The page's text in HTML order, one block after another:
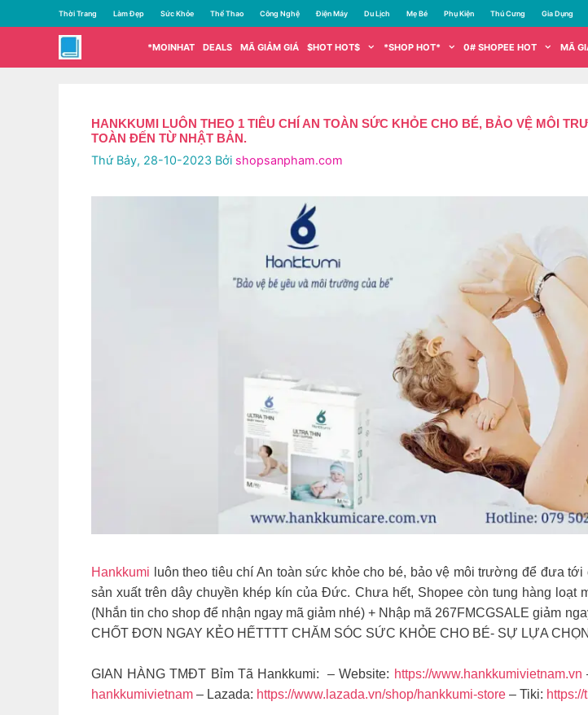
đến
dung
Thời Trang Làm Đẹp Sức Khỏe Thể Thao Công Nghệ Điện Máy Du Lịch Mẹ Bé Phụ Kiện Thú Cưng Gia Dụng
*MOINHAT DEALS MÃ GIẢM GIÁ $HOT HOT$ *SHOP HOT* 0# SHOPEE HOT MÃ
HANKKUMI LUÔN THEO 1 TIÊU CHÍ AN TOÀN SỨC KHỎE CHO BÉ, BẢO VỆ MÔI
TOÀN ĐẾN TỪ NHẬT BẢN.
Thứ Bảy, 28-10-2023 Bởi shopsanpham.com
Hankkumi luôn theo tiêu chí An toàn sức khỏe cho bé, bảo vệ môi trường để đưa
sản xuất trên dây chuyền khép kín của Đức. Chưa hết, Shopee còn tung hàng
(Nhắn tin cho shop để nhận ngay mã giảm nhé) + Nhập mã 267FMCGSALE giảm
CHỐT ĐƠN NGAY KẺO HẾTTTT CHĂM SÓC SỨC KHỎE CHO BÉ- SỰ LỰA
GIAN HÀNG TMĐT Bỉm Tã Hankkumi: – Website: https://www.hankkumivietnam.vn
hankkumivietnam – Lazada: https://www.lazada.vn/shop/hankkumi-store – Tiki: